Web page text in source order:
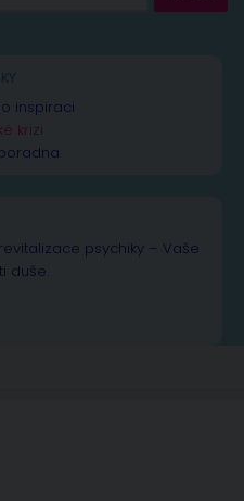
inspiraci
krizi
psychiky – Vaše
duše.